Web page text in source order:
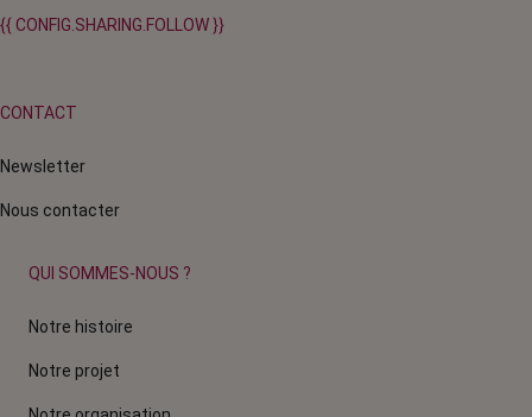
{{ CONFIG.SHARING.FOLLOW }}
CONTACT
Newsletter
Nous contacter
QUI SOMMES-NOUS ?
Notre histoire
Notre projet